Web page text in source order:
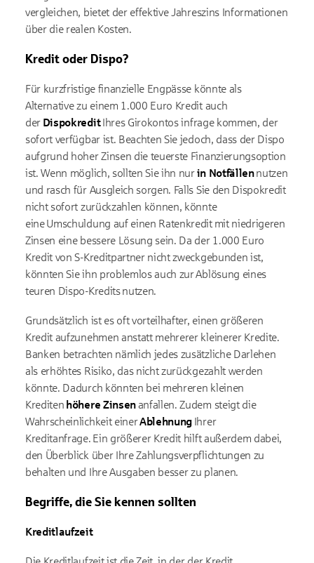
vergleichen, bietet der effektive Jahreszins Informationen
über die realen Kosten.
Kredit oder Dispo?
Für kurzfristige finanzielle Engpässe könnte als
Alternative zu einem 1.000 Euro Kredit auch
der DispokreditIhres Girokontos infrage kommen, der
sofort verfügbar ist. Beachten Sie jedoch, dass der Dispo
aufgrund hoher Zinsen die teuerste Finanzierungsoption
ist. Wenn möglich, sollten Sie ihn nurin Notfällennutzen
und rasch für Ausgleich sorgen. Falls Sie den Dispokredit
nicht sofort zurückzahlen können, könnte
eine Umschuldung auf einen Ratenkredit mit niedrigeren
Zinsen eine bessere Lösung sein. Da der 1.000 Euro
Kredit von S-Kreditpartner nicht zweckgebunden ist,
könnten Sie ihn problemlos auch zur Ablösung eines
teuren Dispo-Kredits nutzen.
Grundsätzlich ist es oft vorteilhafter, einen größeren
Kredit aufzunehmen anstatt mehrerer kleinerer Kredite.
Banken betrachten nämlich jedes zusätzliche Darlehen
als erhöhtes Risiko, das nicht zurückgezahlt werden
könnte. Dadurch könnten bei mehreren kleinen
Krediten höhere Zinsenanfallen. Zudem steigt die
Wahrscheinlichkeit einerAblehnung Ihrer
Kreditanfrage. Ein größerer Kredit hilft außerdem dabei,
den Überblick über Ihre Zahlungsverpflichtungen zu
behalten und Ihre Ausgaben besser zu planen.
Begriffe, die Sie kennen sollten
Kreditlaufzeit